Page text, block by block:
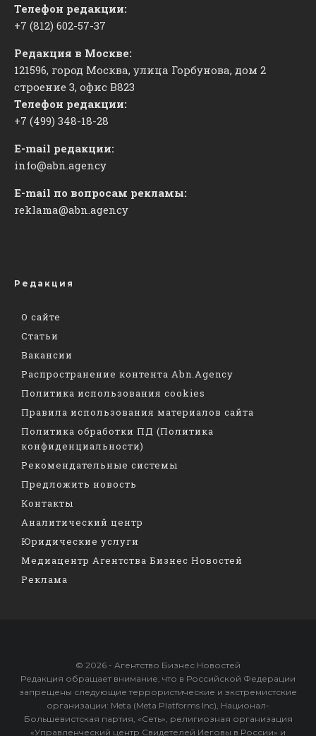
Телефон редакции:
+7 (812) 602-57-37
Редакция в Москве:
121596, город Москва, улица Горбунова, дом 2
строение 3, офис ​В823
Телефон редакции:
+7 (499) 348-18-28
E-mail редакции:
info@abn.agency
E-mail по вопросам рекламы:
reklama@abn.agency
Редакция
О сайте
Статьи
Вакансии
Распространение контента Abn.Agency
Политика использования cookies
Правила использования материалов сайта
Политика обработки ПД (Политика
конфиденциальности)
Рекомендательные системы
Предложить новость
Контакты
Аналитический центр
Юридические услуги
Медиацентр Агентства Бизнес Новостей
Реклама
© 2026 - Агентство Бизнес Новостей
Редакция обращает внимание, что в Российской Федерации
запрещены следующие террористические и экстремистские
организации: Meta (Meta Platforms Inc), Национал-
Большевистская партия, «Сеть», религиозная организация
«Управленческий центр Свидетелей Иеговы в России» и